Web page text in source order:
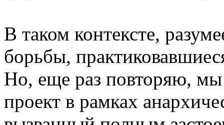
В таком контексте,
борьбы,
Но, еще раз повторяю,
проект в рамках